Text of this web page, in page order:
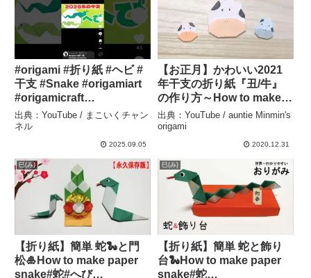
#origami #折り紙 #ヘビ #
干支 #Snake #origamiart
#origamicraft
#origamitutorial
#origamieasy – まこいく
出典：YouTube / まこいくチャン
ネル
2025.09.05
【お正月】かわいい2021
年干支の折り紙『丑/牛』
の作り方～How to make
an Origami “Cow”
instructions～ – auntie
Minmin’s origami
出典：YouTube / auntie Minmin's
origami
2020.12.31
巳(み)
【折り紙】簡単 蛇🐍と門
松🎍How to make paper
snake#蛇#へび
巳(み)
【折り紙】簡単 蛇と飾り
台🐍How to make paper
snake#蛇